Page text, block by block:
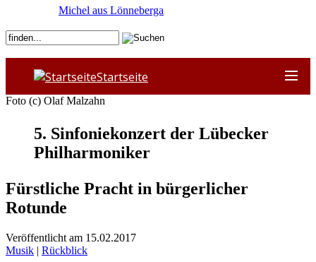
Startseite
Foto (c) Olaf Malzahn
5. Sinfoniekonzert der Lübecker
Philharmoniker
Fürstliche Pracht in bürgerlicher
Rotunde
Veröffentlicht am 15.02.2017
Musik | Rückblick
Michel aus Lönneberga